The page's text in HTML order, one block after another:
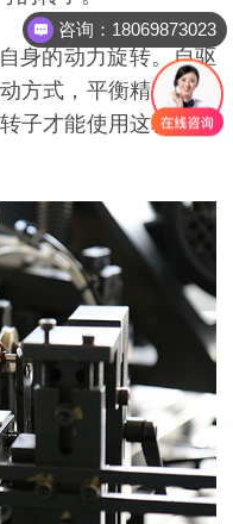
身的动力旋转。自驱
方式，平衡精度可达
子才能使用这种拖动
咨询：18069873023